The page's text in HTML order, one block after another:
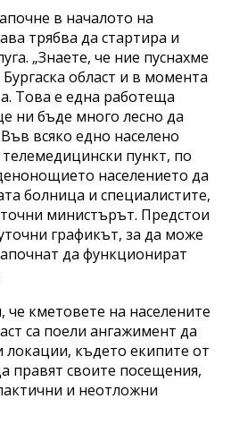
в началото на
трябва да стартира и
„Знаете, че ние пуснахме
област и в момента
Това е една работеща
ни бъде много лесно да
всяко едно населено
пункт, по
населението да
болница и специалистите,
министърът. Предстои
графикът, за да може
да функционират
кметовете на населените
са поели ангажимент да
където екипите от
правят своите посещения,
и неотложни